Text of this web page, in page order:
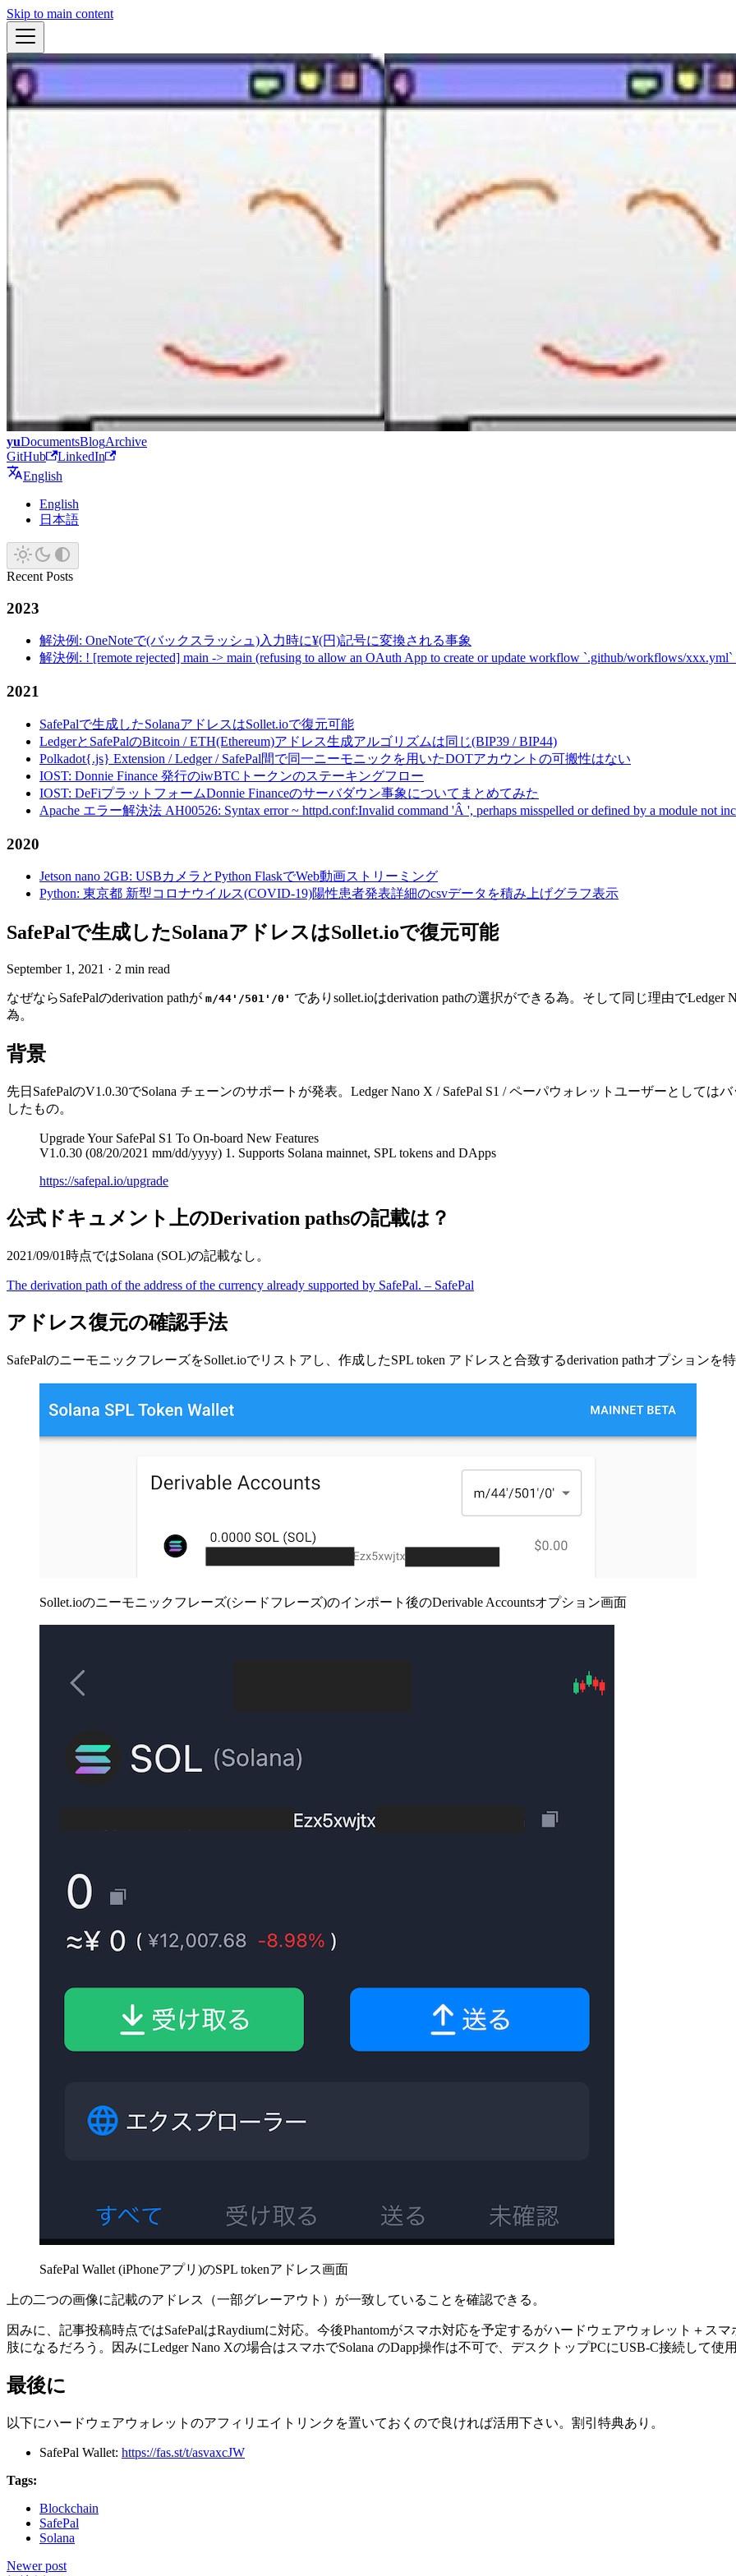
Skip to main content
yuDocumentsBlogArchive
GitHub
LinkedIn
English
English
日本語
Recent Posts
2023
解決例: OneNoteで(バックスラッシュ)入力時に¥(円)記号に変換される事象
解決例: ! [remote rejected] main -> main (refusing to allow an OAuth App to create or update workflow `.github/workflows/
2021
SafePalで生成したSolanaアドレスはSollet.ioで復元可能
LedgerとSafePalのBitcoin / ETH(Ethereum)アドレス生成アルゴリズムは同じ(BIP39 / BIP44)
Polkadot{.js} Extension / Ledger / SafePal間で同一ニーモニックを用いたDOTアカウントの可搬性はない
IOST: Donnie Finance 発行のiwBTCトークンのステーキングフロー
IOST: DeFiプラットフォームDonnie Financeのサーバダウン事象についてまとめてみた
Apache エラー解決法 AH00526: Syntax error ~ httpd.conf:Invalid command 'Â ', perhaps misspelled or defined by a module not
2020
Jetson nano 2GB: USBカメラとPython FlaskでWeb動画ストリーミング
Python: 東京都 新型コロナウイルス(COVID-19)陽性患者発表詳細のcsvデータを積み上げグラフ表示
SafePalで生成したSolanaアドレスはSollet.ioで復元可能
September 1, 2021 · 2 min read
なぜならSafePalのderivation pathが m/44'/501'/0' でありsollet.ioはderivation pathの選択ができる為。そして同じ理由でLedger
為。
背景
先日SafePalのV1.0.30でSolana チェーンのサポートが発表。Ledger Nano X / SafePal S1 / ペーパウォレットユーザーとして
したもの。
Upgrade Your SafePal S1 To On-board New Features
V1.0.30 (08/20/2021 mm/dd/yyyy) 1. Supports Solana mainnet, SPL tokens and DApps
https://safepal.io/upgrade
公式ドキュメント上のDerivation pathsの記載は？
2021/09/01時点ではSolana (SOL)の記載なし。
The derivation path of the address of the currency already supported by SafePal. – SafePal
アドレス復元の確認手法
SafePalのニーモニックフレーズをSollet.ioでリストアし、作成したSPL token アドレスと合致するderivation pathオプションを
Sollet.ioのニーモニックフレーズ(シードフレーズ)のインポート後のDerivable Accountsオプション画面
SafePal Wallet (iPhoneアプリ)のSPL tokenアドレス画面
上の二つの画像に記載のアドレス（一部グレーアウト）が一致していることを確認できる。
因みに、記事投稿時点ではSafePalはRaydiumに対応。今後Phantomがスマホ対応を予定するがハードウェアウォレット＋ス
肢になるだろう。因みにLedger Nano Xの場合はスマホでSolana のDapp操作は不可で、デスクトップPCにUSB-C接続して使
最後に
以下にハードウェアウォレットのアフィリエイトリンクを置いておくので良ければ活用下さい。割引特典あり。
SafePal Wallet: https://fas.st/t/asvaxcJW
Tags:
Blockchain
SafePal
Solana
Newer post